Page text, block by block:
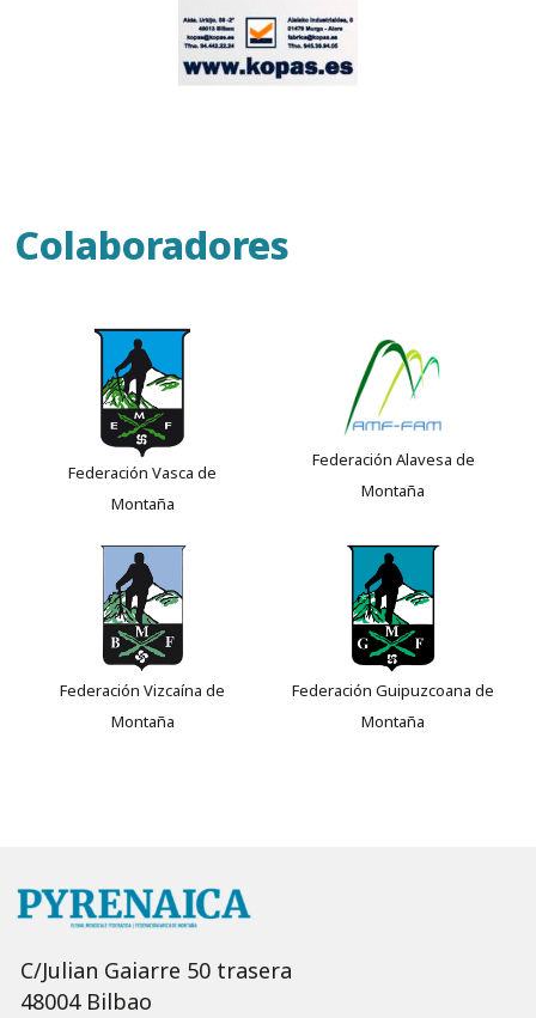
Colaboradores
Federación Vasca de
Montaña
Federación Alavesa de
Montaña
Federación Vizcaína de
Montaña
Federación Guipuzcoana de
Montaña
C/Julian Gaiarre 50 trasera
48004 Bilbao